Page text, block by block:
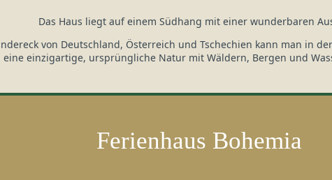
Das Haus liegt auf einem Südhang mit einer wunderbaren
von Deutschland, Österreich und Tschechien kann man in
eine einzigartige, ursprüngliche Natur mit Wäldern, Bergen und
Ferienhaus Bohemia